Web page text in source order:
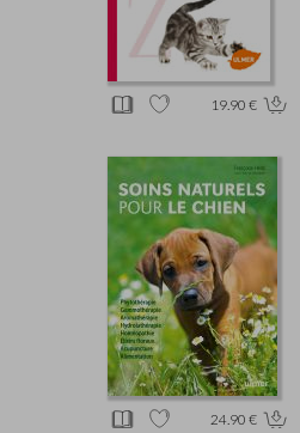
19.90 €
24.90 €